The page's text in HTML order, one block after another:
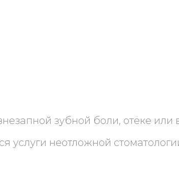
зубной боли, отёке или
услуги неотложной